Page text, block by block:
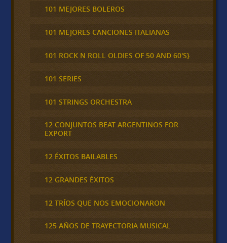
101 MEJORES BOLEROS
101 MEJORES CANCIONES ITALIANAS
101 ROCK N ROLL OLDIES OF 50 AND 60'S}
101 SERIES
101 STRINGS ORCHESTRA
12 CONJUNTOS BEAT ARGENTINOS FOR
EXPORT
12 ÉXITOS BAILABLES
12 GRANDES ÉXITOS
12 TRÍOS QUE NOS EMOCIONARON
125 AÑOS DE TRAYECTORIA MUSICAL